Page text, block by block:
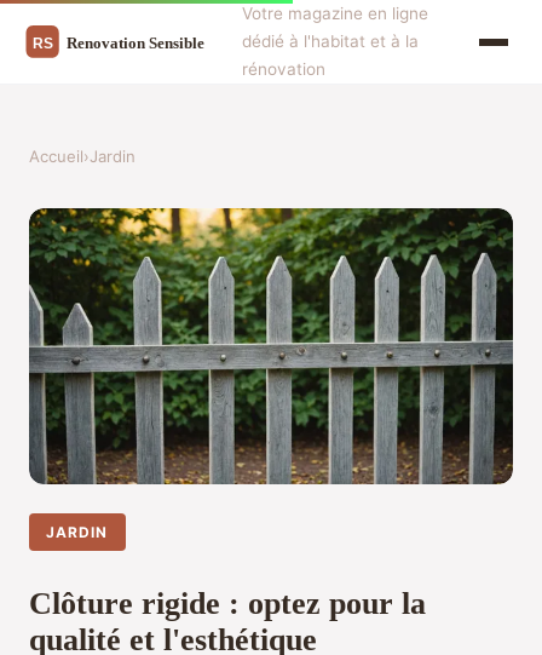
Votre magazine en ligne
dédié à l'habitat et à la
rénovation
Accueil›Jardin
JARDIN
Clôture rigide : optez pour la
qualité et l'esthétique